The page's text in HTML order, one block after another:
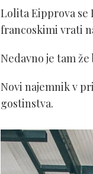
Lolita Eipprova se
francoskimi vrati
Nedavno je tam
Novi najemnik v
gostinstva.